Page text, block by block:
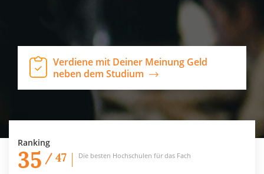
Verdiene mit Deiner Meinung Geld
neben dem Studium
Ranking
35 / 47 Die besten Hochschulen für das Fach